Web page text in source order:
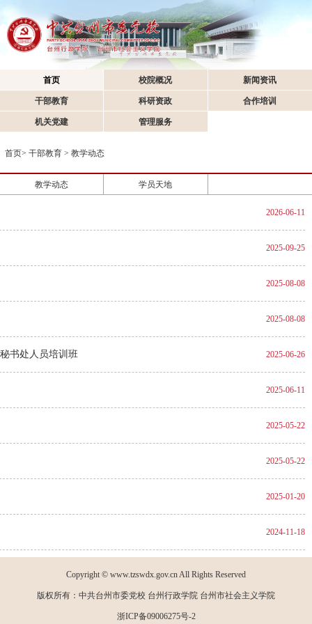
首页 校院概况 新闻资讯
干部教育 科研资政 合作培训
机关党建 管理服务
首页> 干部教育 > 教学动态
教学动态 学员天地
2026-06-11
2025-09-25
2025-08-08
2025-08-08
书处人员培训班 2025-06-26
2025-06-11
2025-05-22
2025-05-22
2025-01-20
2024-11-18
Copyright © www.tzswdx.gov.cn All Rights Reserved
版权所有：中共台州市委党校 台州行政学院 台州市社会主义学院
浙ICP备09006275号-2